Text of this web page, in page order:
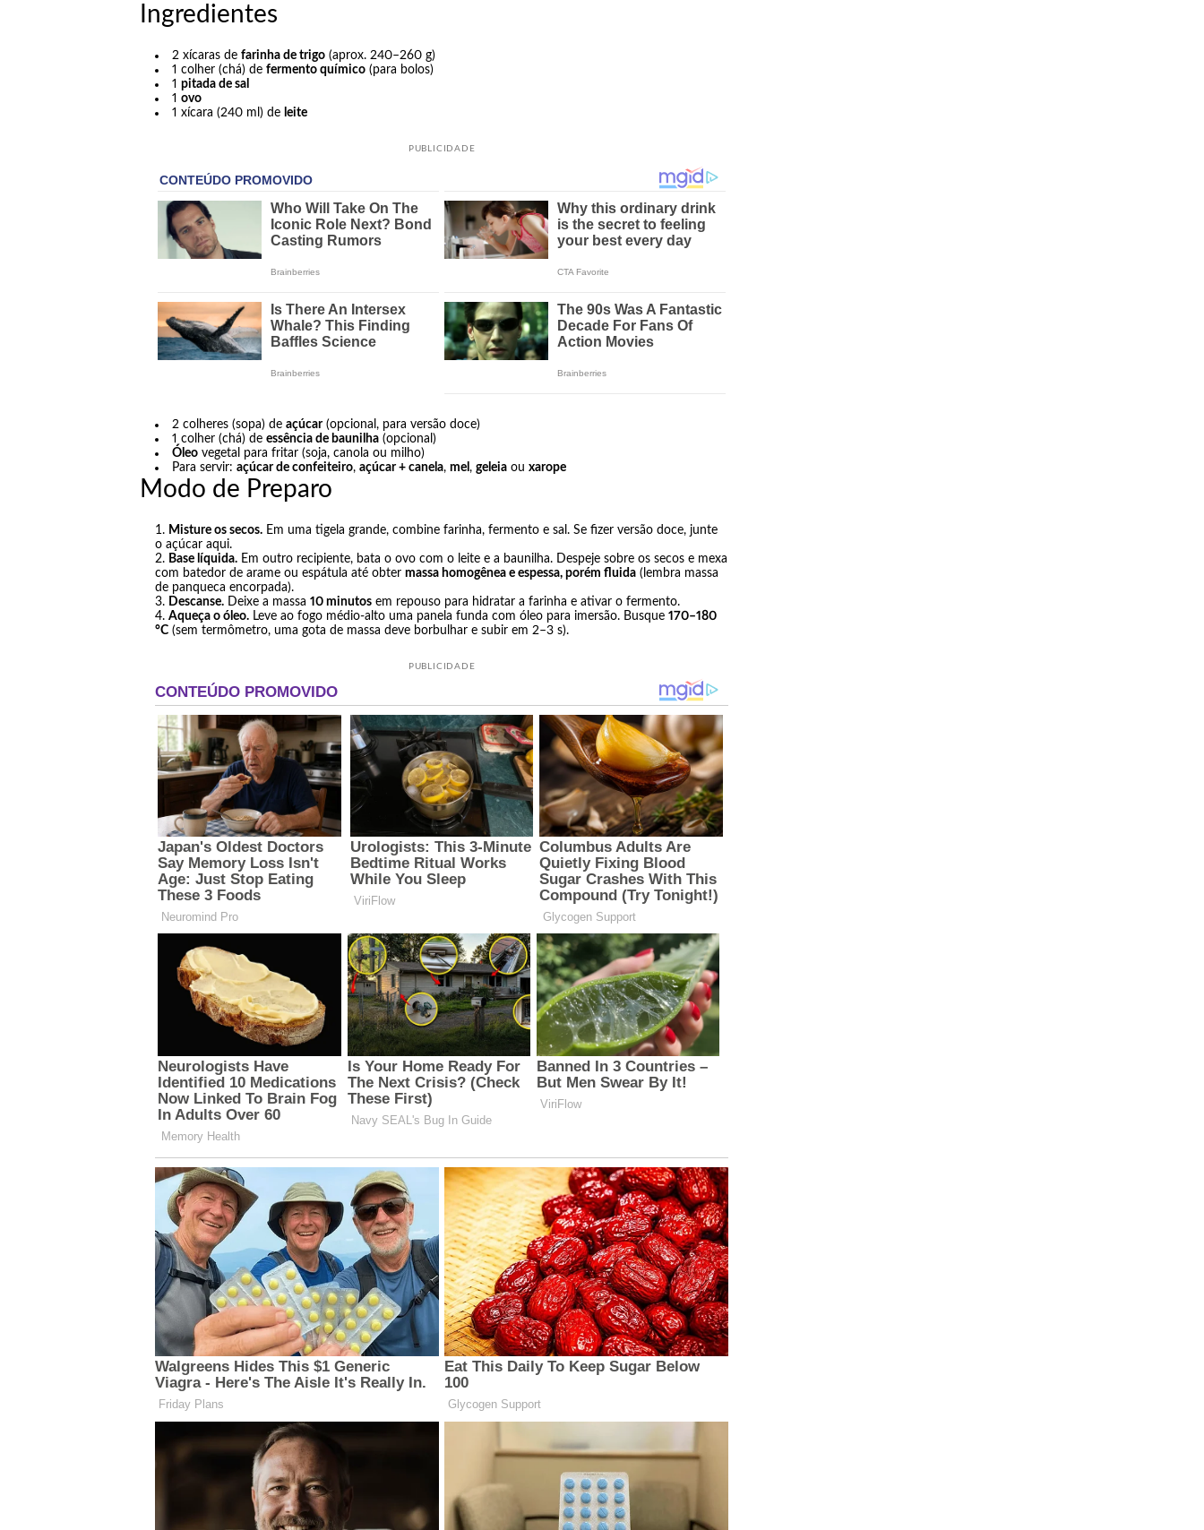
Ingredientes
2 xícaras defarinha de trigo (aprox. 240–260 g)
1 colher (chá) defermento químico (para bolos)
1pitada de sal
1ovo
1 xícara (240 ml) de leite
PUBLICIDADE
2 colheres (sopa) deaçúcar(opcional, para versão doce)
1 colher (chá) deessência de baunilha (opcional)
Óleo vegetal para fritar (soja, canola ou milho)
Para servir:açúcar de confeiteiro,açúcar + canela,mel ,geleia ouxarope
Modo de Preparo
Misture os secos. Em uma tigela grande, combine farinha, fermento e sal. Se fizer versão doce, junte
o açúcar aqui.
Base líquida. Em outro recipiente, bata o ovo com o leite e a baunilha. Despeje sobre os secos e mexa
com batedor de arame ou espátula até obtermassa homogênea e espessa, porém fluida (lembra massa
de panqueca encorpada).
Descanse. Deixe a massa10 minutos em repouso para hidratar a farinha e ativar o fermento.
Aqueça o óleo. Leve ao fogo médio-alto uma panela funda com óleo para imersão. Busque170–180
°C (sem termômetro, uma gota de massa deve borbulhar e subir em 2–3 s).
PUBLICIDADE